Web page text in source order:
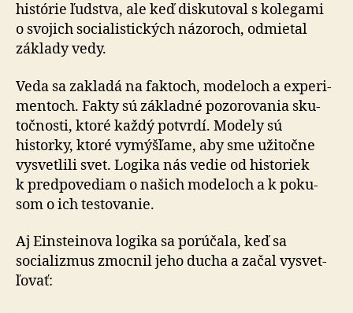
histórie ľudstva, ale keď disku­to­val s ko­le­ga­mi
o svojich so­cia­lis­tic­kých názoroch, odmietal
základy vedy.
Veda sa zakladá na faktoch, modeloch a ex­pe­ri­
men­toch. Fakty sú základné po­zo­ro­va­nia sku­
toč­nosti, ktoré každý potvrdí. Modely sú
historky, ktoré vymýšľame, aby sme uži­točne
vysvetlili svet. Logika nás vedie od histo­riek
k pred­po­ve­diam o našich modeloch a k po­ku­
som o ich testo­va­nie.
Aj Einsteinova logika sa porúčala, keď sa
socializmus zmocnil jeho ducha a za­čal vysvet­
ľo­vať: